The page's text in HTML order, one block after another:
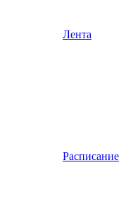
Лента
Расписание